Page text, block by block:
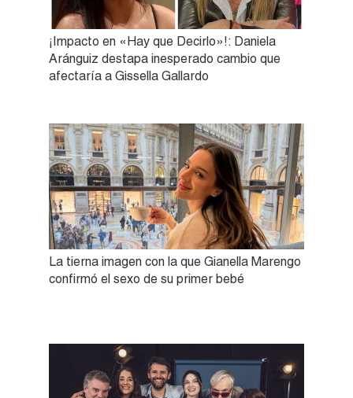
¡Impacto en «Hay que Decirlo»!: Daniela
Aránguiz destapa inesperado cambio que
afectaría a Gissella Gallardo
La tierna imagen con la que Gianella Marengo
confirmó el sexo de su primer bebé